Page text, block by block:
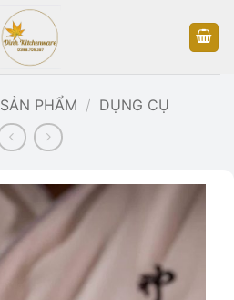
SẢN PHẨM / DỤNG CỤ